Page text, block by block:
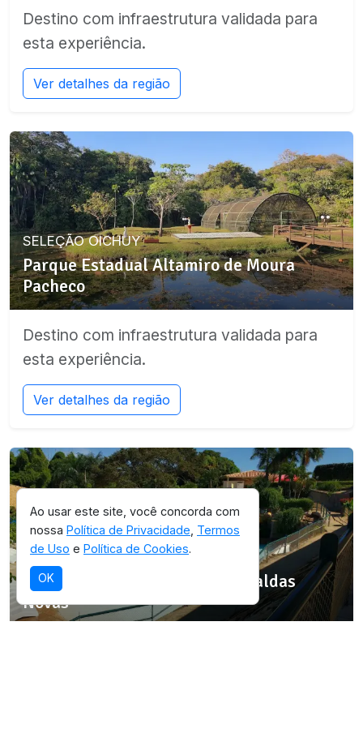
Destino com infraestrutura validada para
esta experiência.
Ver detalhes da região
SELEÇÃO OICHUY
Parque Estadual Altamiro de Moura
Pacheco
Destino com infraestrutura validada para
esta experiência.
Ver detalhes da região
SELEÇÃO OICHUY
Parque Estadual da Serra de Caldas
Novas
Ao usar este site, você concorda com
nossa Política de Privacidade Termos
de Uso e Política de Cookies.
OK